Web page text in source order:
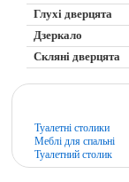
Глухі дверцята
Дзеркало
Скляні дверцята
Туалетні столики
Меблі для спальні
Туалетний столик